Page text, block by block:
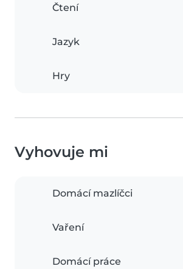
Čtení
Jazyk
Hry
Vyhovuje mi
Domácí mazlíčci
Vaření
Domácí práce